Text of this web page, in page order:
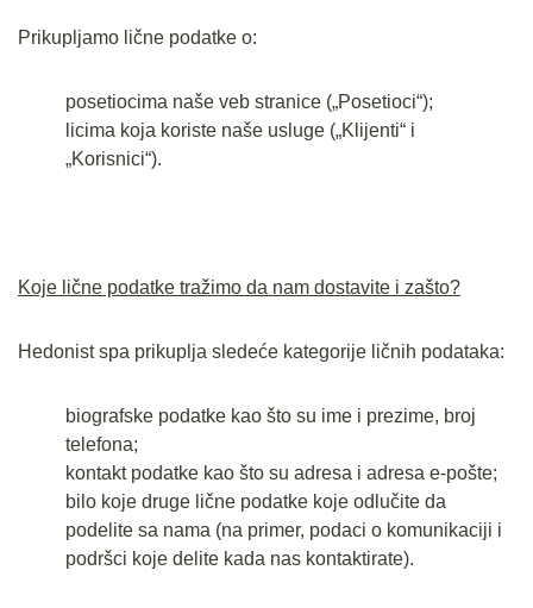
Prikupljamo lične podatke o:
posetiocima naše veb stranice („Posetioci“);
licima koja koriste naše usluge („Klijenti“ i
„Korisnici“).
Koje lične podatke tražimo da nam dostavite i zašto?
Hedonist spa prikuplja sledeće kategorije ličnih podataka:
biografske podatke kao što su ime i prezime, broj
telefona;
kontakt podatke kao što su adresa i adresa e-pošte;
bilo koje druge lične podatke koje odlučite da
podelite sa nama (na primer, podaci o komunikaciji i
podršci koje delite kada nas kontaktirate).